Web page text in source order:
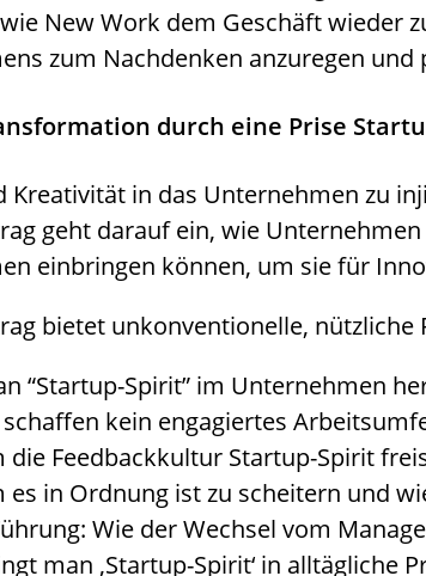
New Work dem Geschäft wieder
zum Nachdenken anzuregen und
durch eine Prise
Kreativität in das Unternehmen zu
geht darauf ein, wie
einbringen können, um sie für
bietet unkonventionelle,
“Startup-Spirit” im Unternehmen
schaffen kein engagiertes
die Feedbackkultur Startup-Spirit
es in Ordnung ist zu scheitern und
Wie der Wechsel vom
man ‚Startup-Spirit‘ in alltägliche